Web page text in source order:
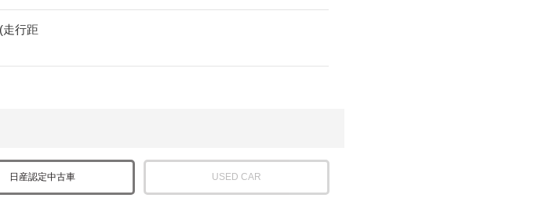
走行距
日産認定中古車 USED CAR